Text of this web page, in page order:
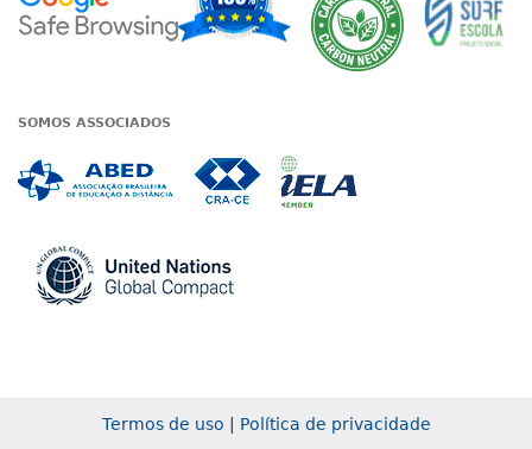
SOMOS ASSOCIADOS
Termos de uso Política de privacidade